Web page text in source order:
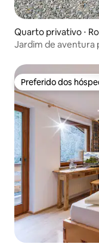
Quarto privativo ⋅
Jardim de aventura
Preferido dos
Preferido dos